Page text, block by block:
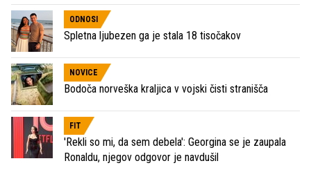
ODNOSI
Spletna ljubezen ga je stala 18 tisočakov
NOVICE
Bodoča norveška kraljica v vojski čisti stranišča
FIT
'Rekli so mi, da sem debela': Georgina se je zaupala
Ronaldu, njegov odgovor je navdušil